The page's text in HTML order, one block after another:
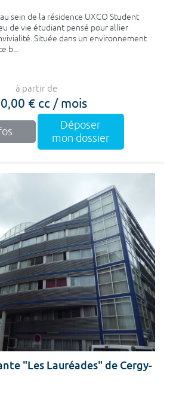
sein de la résidence UXCO Student
de vie étudiant pensé pour allier
Située dans un environnement
b...
à partir de
€ cc / mois
Déposer
mon dossier
"Les Lauréades" de Cergy-